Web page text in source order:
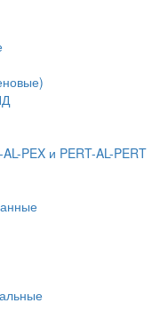
PEX и PERT-AL-PERT